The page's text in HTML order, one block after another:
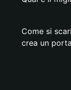
Come si
crea un